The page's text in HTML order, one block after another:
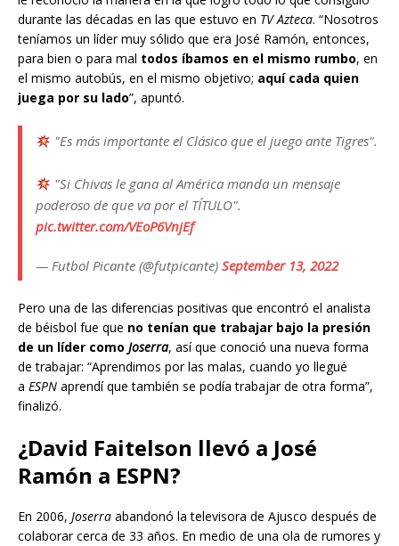
durante las décadas en las que estuvo en TV Azteca. “Nosotros
teníamos un líder muy sólido que era José Ramón, entonces,
para bien o para mal todos íbamos en el mismo rumbo, en
el mismo autobús, en el mismo objetivo; aquí cada quien
juega por su lado”, apuntó.
"Es más importante el Clásico que el juego ante Tigres".
"Si Chivas le gana al América manda un mensaje
poderoso de que va por el TÍTULO".
pic.twitter.com/VEoP6VnjEf
— Futbol Picante (@futpicante) September 13, 2022
Pero una de las diferencias positivas que encontró el analista
de béisbol fue que no tenían que trabajar bajo la presión
de un líder como Joserra, así que conoció una nueva forma
de trabajar: “Aprendimos por las malas, cuando yo llegué
a ESPN aprendí que también se podía trabajar de otra forma”,
finalizó.
¿David Faitelson llevó a José
Ramón a ESPN?
En 2006, Joserra abandonó la televisora de Ajusco después de
colaborar cerca de 33 años. En medio de una ola de rumores y